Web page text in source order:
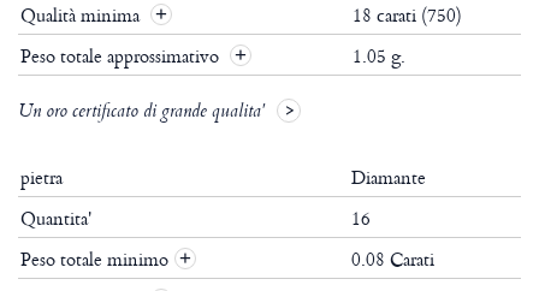
Qualità minima
18 carati (750)
Peso totale approssimativo
1.05 g.
Un oro certificato di grande qualita'
pietra
Diamante
Quantita'
16
Peso totale minimo +
0.08 Carati